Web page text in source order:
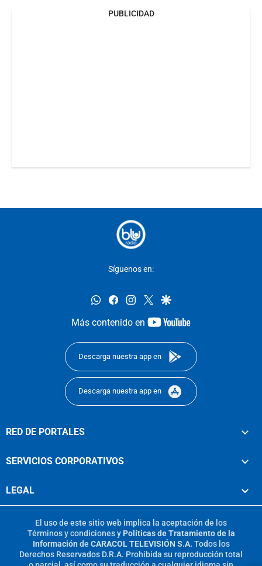
PUBLICIDAD
Síguenos en:
whatsappfacebookinstagram
twittergoogle
Más contenido en
youtube-
Descarga nuestra app en
Descarga nuestra app en
RED DE PORTALES
SERVICIOS CORPORATIVOS
LEGAL
El uso de este sitio web implica la aceptación de los
Términos y condicionesy Políticas de Tratamiento de la
Información de CARACOL TELEVISIÓN S.A. Todos los
Derechos Reservados D.R.A. Prohibida su reproducción total